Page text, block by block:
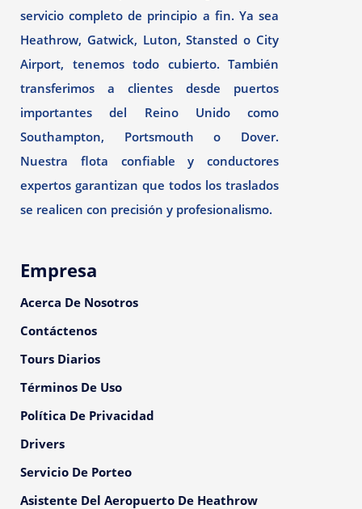
servicio completo de principio a fin. Ya sea
Heathrow, Gatwick, Luton, Stansted o City
Airport, tenemos todo cubierto. También
transferimos a clientes desde puertos
importantes del Reino Unido como
Southampton, Portsmouth o Dover.
Nuestra flota confiable y conductores
expertos garantizan que todos los traslados
se realicen con precisión y profesionalismo.
Empresa
Acerca De Nosotros
Contáctenos
Tours Diarios
Términos De Uso
Política De Privacidad
Drivers
Servicio De Porteo
Asistente Del Aeropuerto De Heathrow